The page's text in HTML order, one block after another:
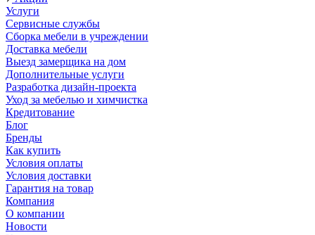
Услуги
Сервисные службы
Сборка мебели в учреждении
Доставка мебели
Выезд замерщика на дом
Дополнительные услуги
Разработка дизайн-проекта
Уход за мебелью и химчистка
Кредитование
Блог
Бренды
Как купить
Условия оплаты
Условия доставки
Гарантия на товар
Компания
О компании
Новости